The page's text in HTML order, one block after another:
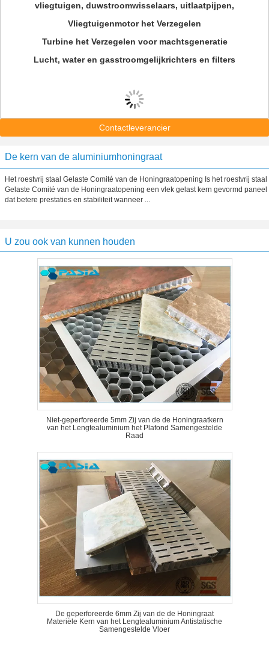
vliegtuigen, duwstroomwisselaars, uitlaatpijpen,
Vliegtuigenmotor het Verzegelen
Turbine het Verzegelen voor machtsgeneratie
Lucht, water en gasstroomgelijkrichters en filters
Contactleverancier
De kern van de aluminiumhoningraat
Het roestvrij staal Gelaste Comité van de Honingraatopening Is het roestvrij staal
Gelaste Comité van de Honingraatopening een vlek gelast kern gevormd paneel
dat betere prestaties en stabiliteit wanneer ...
U zou ook van kunnen houden
Niet-geperforeerde 5mm Zij van de de Honingraatkern
van het Lengtealuminium het Plafond Samengestelde
Raad
De geperforeerde 6mm Zij van de de Honingraat
Materiële Kern van het Lengtealuminium Antistatische
Samengestelde Vloer